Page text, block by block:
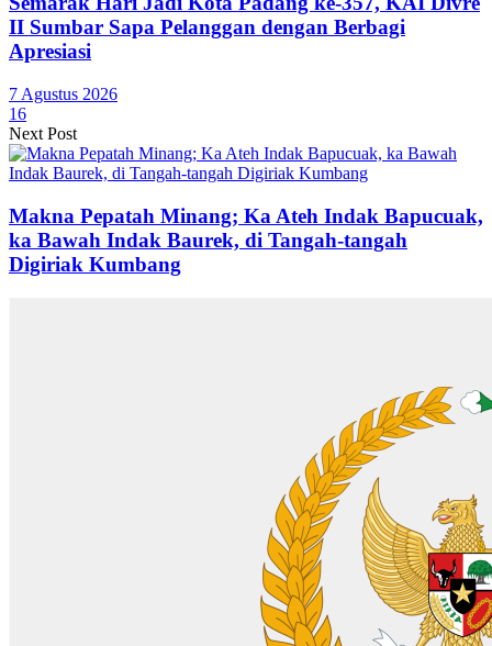
II Sumbar Sapa Pelanggan dengan Berbagi
Apresiasi
7 Agustus 2026
16
Next Post
Makna Pepatah Minang; Ka Ateh Indak Bapucuak,
ka Bawah Indak Baurek, di Tangah-tangah
Digiriak Kumbang